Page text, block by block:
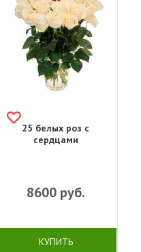
25 белых роз с
сердцами
8600руб.
КУПИТЬ